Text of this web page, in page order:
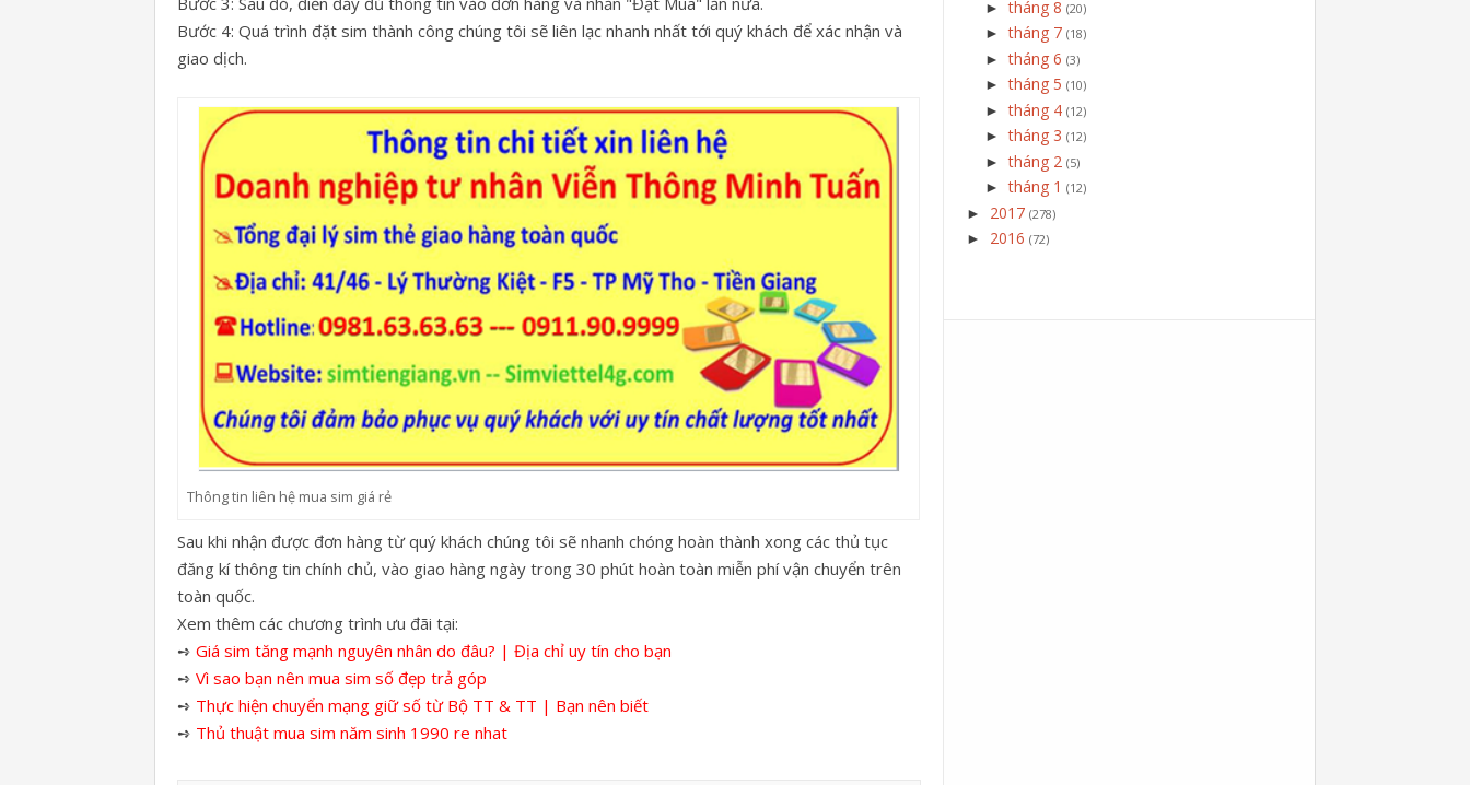
Bước 4: Quá trình đặt sim thành công chúng tôi sẽ liên lạc nhanh nhất tới quý khách để xác nhận và
giao dịch.
Thông tin liên hệ mua sim giá rẻ
Sau khi nhận được đơn hàng từ quý khách chúng tôi sẽ nhanh chóng hoàn thành xong các thủ tục
đăng kí thông tin chính chủ, vào giao hàng ngày trong 30 phút hoàn toàn miễn phí vận chuyển trên
toàn quốc.
Xem thêm các chương trình ưu đãi tại:
➺ Giá sim tăng mạnh nguyên nhân do đâu? | Địa chỉ uy tín cho bạn
➺ Vì sao bạn nên mua sim số đẹp trả góp
➺ Thực hiện chuyển mạng giữ số từ Bộ TT & TT | Bạn nên biết
➺ Thủ thuật mua sim năm sinh 1990 re nhat
►tháng 8 (20)
►tháng 7 (18)
►tháng 6 (3)
►tháng 5 (10)
►tháng 4 (12)
►tháng 3 (12)
►tháng 2 (5)
►tháng 1 (12)
► 2017 (278)
► 2016 (72)